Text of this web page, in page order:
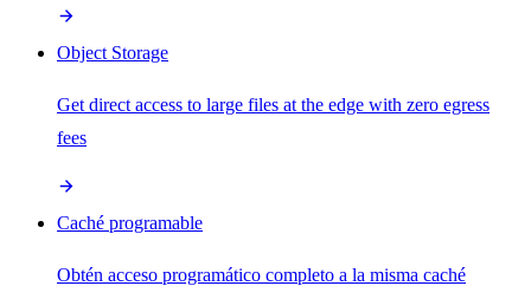
Object Storage
Get direct access to large files at the edge with zero egress
fees
Caché programable
Obtén acceso programático completo a la misma caché